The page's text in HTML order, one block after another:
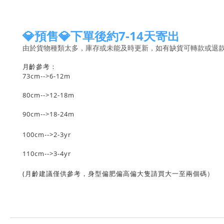
💎預售💎下單後約7-14天寄出
由於貨物種類太多，庫存或未能及時更新，如有缺貨可轉款或退
月 齡參考：
73cm-->6-12m
80cm-->12-18m
90cm-->18-24m
100cm-->2-3yr
110cm-->3-4yr
(月齡建議僅供參考，身型偏肥偏高偏大隻請買大一至兩個碼）